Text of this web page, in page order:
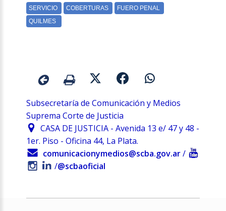
Subsecretaría de Comunicación y Medios
Suprema Corte de Justicia
CASA DE JUSTICIA - Avenida 13 e/ 47 y 48 -
1er. Piso - Oficina 44, La Plata.
comunicacionymedios@scba.gov.ar /
/@scbaoficial